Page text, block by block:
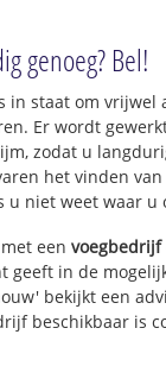
genoeg? Bel!
in staat om vrijwel
Er wordt
zodat u
het vinden
u niet weet waar u
eenvoegbedrijf
geeft in de
bekijkt een
beschikbaar is